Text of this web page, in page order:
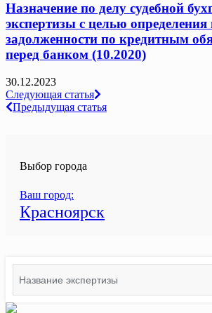
Назначение по делу судебной
экспертизы с целью
задолженности по кредитным
перед банком (10.2020)
30.12.2023
Навигация
по
Следующая статья
Предыдущая статья
Выбор города
Ваш город:
Красноярск
for: